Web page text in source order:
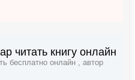
читать книгу онлайн
бесплатно онлайн , автор